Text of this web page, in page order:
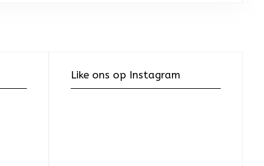
Like ons op Instagram